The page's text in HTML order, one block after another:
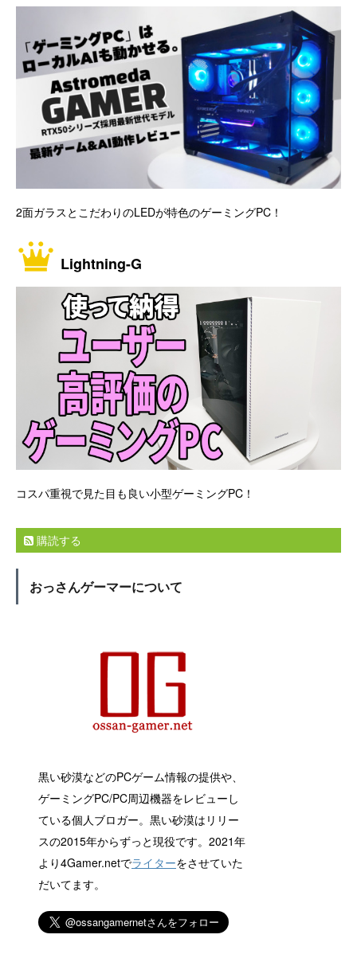
2面ガラスとこだわりのLEDが特色のゲーミングPC！
Lightning-G
コスパ重視で見た目も良い小型ゲーミングPC！
購読する
おっさんゲーマーについて
黒い砂漠などのPCゲーム情報の提供や、
ゲーミングPC/PC周辺機器をレビューし
ている個人ブロガー。黒い砂漠はリリー
スの2015年からずっと現役です。2021年
より4Gamer.netでライターをさせていた
だいてます。